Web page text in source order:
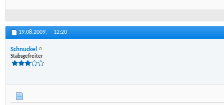
19.08.2009, 12:20
Schnuckel
Stabsgefreiter